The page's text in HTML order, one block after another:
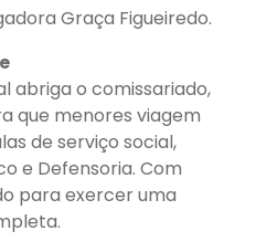
Graça Figueiredo.
abriga o comissariado,
que menores viagem
de serviço social,
e Defensoria. Com
para exercer uma